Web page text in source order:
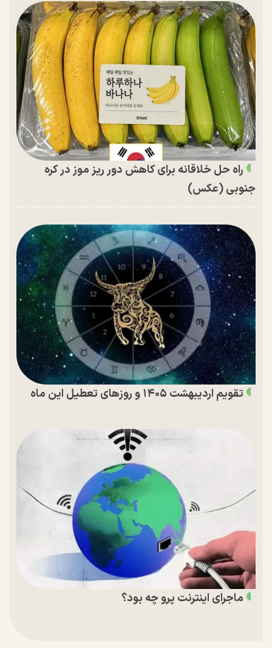
راه حل خلاقانه برای کاهش دور ریز موز در کره
جنوبی (عکس)
تقویم اردیبهشت ۱۴۰۵ و روز‌های تعطیل این ماه
ماجرای اینترنت پرو چه بود؟